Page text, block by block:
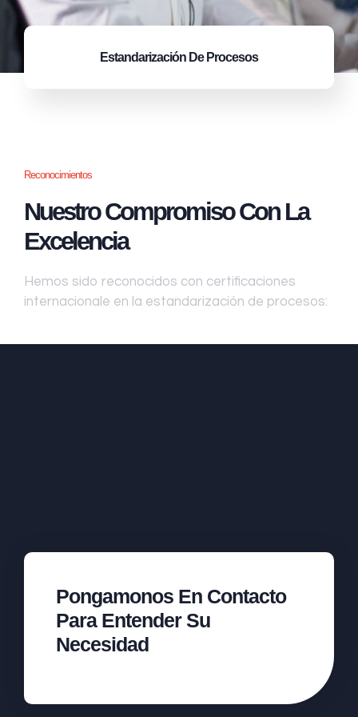
Estandarización De Procesos
Reconocimientos
Nuestro Compromiso Con La
Excelencia
Hemos sido reconocidos con certificaciones
internacionale en la estandarización de procesos:
Pongamonos En Contacto
Para Entender Su
Necesidad